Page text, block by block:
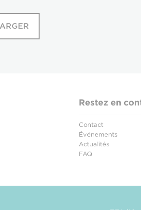
Restez en
Contact
Événements
Actualités
FAQ